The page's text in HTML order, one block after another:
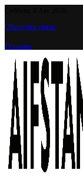
Обратная связь
Реклама